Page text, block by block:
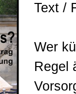
Text /
Wer
Regel